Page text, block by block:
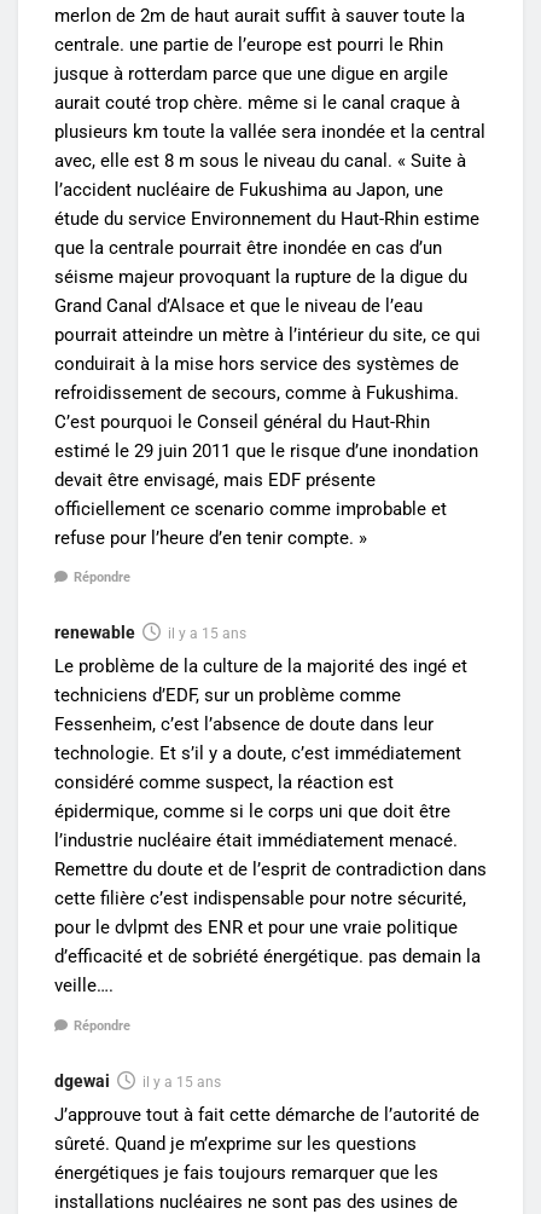
merlon de 2m de haut aurait suffit à sauver toute la
centrale. une partie de l’europe est pourri le Rhin
jusque à rotterdam parce que une digue en argile
aurait couté trop chère. même si le canal craque à
plusieurs km toute la vallée sera inondée et la central
avec, elle est 8 m sous le niveau du canal. « Suite à
l’accident nucléaire de Fukushima au Japon, une
étude du service Environnement du Haut-Rhin estime
que la centrale pourrait être inondée en cas d’un
séisme majeur provoquant la rupture de la digue du
Grand Canal d’Alsace et que le niveau de l’eau
pourrait atteindre un mètre à l’intérieur du site, ce qui
conduirait à la mise hors service des systèmes de
refroidissement de secours, comme à Fukushima.
C’est pourquoi le Conseil général du Haut-Rhin
estimé le 29 juin 2011 que le risque d’une inondation
devait être envisagé, mais EDF présente
officiellement ce scenario comme improbable et
refuse pour l’heure d’en tenir compte. »
Répondre
renewable il y a 15 ans
Le problème de la culture de la majorité des ingé et
techniciens d’EDF, sur un problème comme
Fessenheim, c’est l’absence de doute dans leur
technologie. Et s’il y a doute, c’est immédiatement
considéré comme suspect, la réaction est
épidermique, comme si le corps uni que doit être
l’industrie nucléaire était immédiatement menacé.
Remettre du doute et de l’esprit de contradiction dans
cette filière c’est indispensable pour notre sécurité,
pour le dvlpmt des ENR et pour une vraie politique
d’efficacité et de sobriété énergétique. pas demain la
veille….
Répondre
dgewai il y a 15 ans
J’approuve tout à fait cette démarche de l’autorité de
sûreté. Quand je m’exprime sur les questions
énergétiques je fais toujours remarquer que les
installations nucléaires ne sont pas des usines de